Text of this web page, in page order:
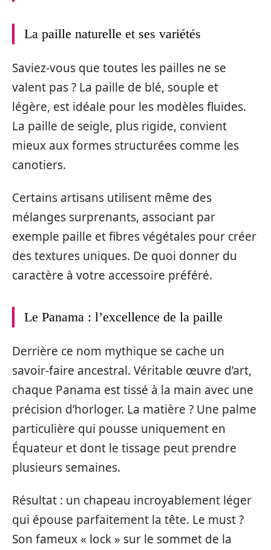
La paille naturelle et ses variétés
Saviez-vous que toutes les pailles ne se
valent pas ? La paille de blé, souple et
légère, est idéale pour les modèles fluides.
La paille de seigle, plus rigide, convient
mieux aux formes structurées comme les
canotiers.
Certains artisans utilisent même des
mélanges surprenants, associant par
exemple paille et fibres végétales pour créer
des textures uniques. De quoi donner du
caractère à votre accessoire préféré.
Le Panama : l’excellence de la paille
Derrière ce nom mythique se cache un
savoir-faire ancestral. Véritable œuvre d’art,
chaque Panama est tissé à la main avec une
précision d’horloger. La matière ? Une palme
particulière qui pousse uniquement en
Équateur et dont le tissage peut prendre
plusieurs semaines.
Résultat : un chapeau incroyablement léger
qui épouse parfaitement la tête. Le must ?
Son fameux « lock » sur le sommet de la